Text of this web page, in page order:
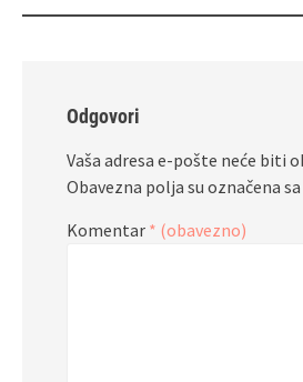
Odgovori
Vaša adresa e-pošte neće biti
Obavezna polja su označena sa
Komentar * (obavezno)